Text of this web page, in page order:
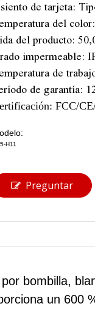
de tarjeta:
del
del producto:
impermeable:
de
de garantía:
FCC/
H11
Preguntar
bombilla,
un 600